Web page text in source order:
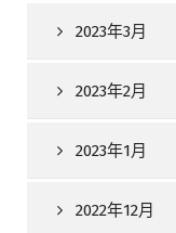
2023年3月
2023年2月
2023年1月
2022年12月